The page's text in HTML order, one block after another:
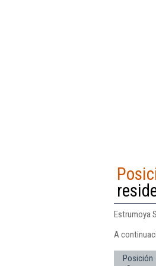
Estrumoya
A
Posición